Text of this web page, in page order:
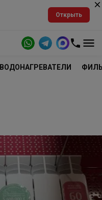
Открыть
ВОДОНАГРЕВАТЕЛИ